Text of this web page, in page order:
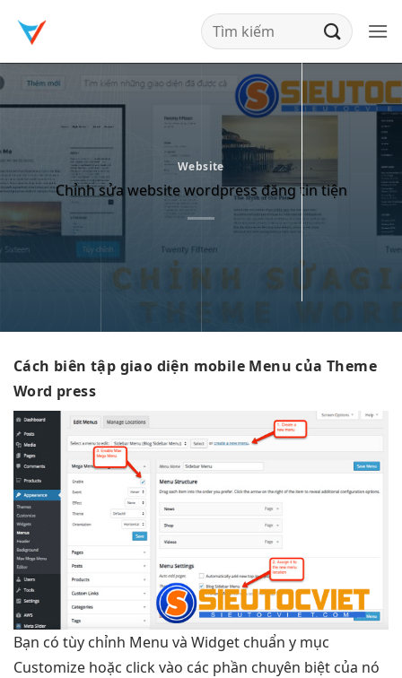
qua
nội
dung
Website
Chỉnh sửa website wordpress đăng tin tiện
Cách biên tập giao diện mobile Menu của Theme
Word press
Bạn có tùy chỉnh Menu và Widget chuẩn y mục
Customize hoặc click vào các phần chuyên biệt của nó